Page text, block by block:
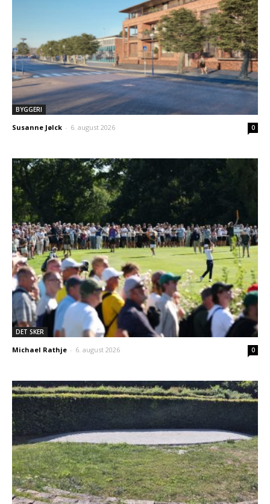
BYGGERI
Susanne Jølck - 6. august 2026 0
DET SKER
Michael Rathje - 6. august 2026 0